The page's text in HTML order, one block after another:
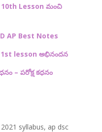
10th Lesson మంచి
AP Best Notes
1st lesson అభినందన
– పరోక్ష కధనం
syllabus, ap dsc